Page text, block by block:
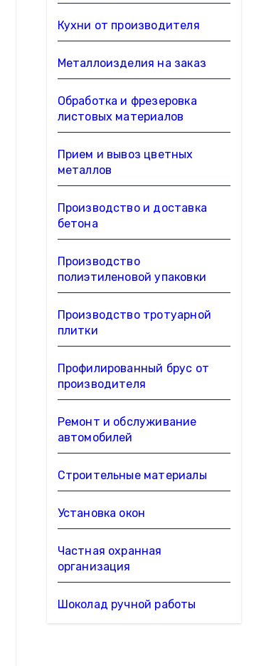
Кухни от производителя
Металлоизделия на заказ
Обработка и фрезеровка
листовых материалов
Прием и вывоз цветных
металлов
Производство и доставка
бетона
Производство
полиэтиленовой упаковки
Производство тротуарной
плитки
Профилированный брус от
производителя
Ремонт и обслуживание
автомобилей
Строительные материалы
Установка окон
Частная охранная
организация
Шоколад ручной работы